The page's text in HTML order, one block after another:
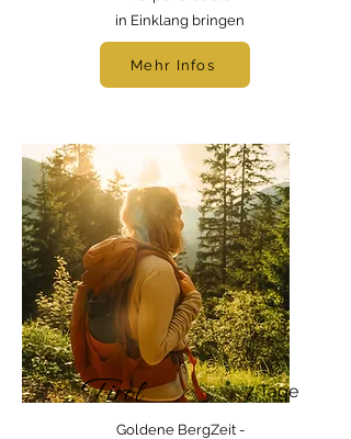
in Einklang bringen
Mehr Infos
Tirol 7 Tage
Goldene BergZeit -